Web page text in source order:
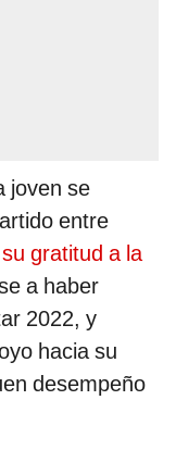
joven se
entre
su gratitud a la
a haber
2022, y
hacia su
desempeño